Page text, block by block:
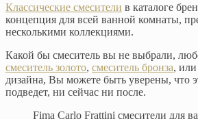
Классические смесители в каталоге
концепция для всей ванной комнаты,
несколькими коллекциями.
Какой бы смеситель вы не выбрали,
смеситель золото, смеситель бронза,
дизайна, Вы можете быть уверены, что
подведет, ни сейчас ни после.
Fima Carlo Frattini смесители для